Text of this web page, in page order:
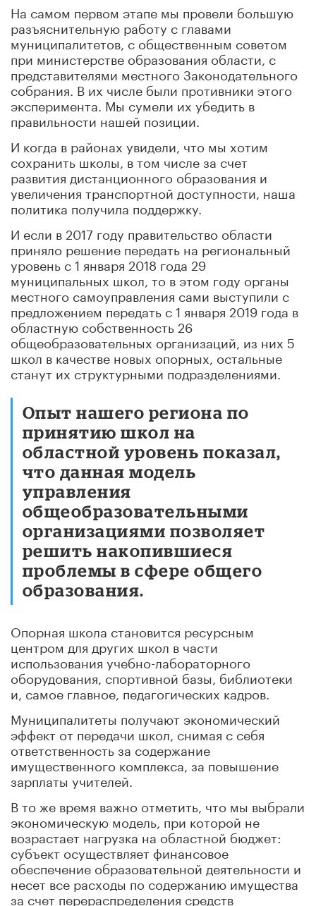
На самом первом этапе мы провели большую
разъяснительную работу с главами
муниципалитетов, с общественным советом
при министерстве образования области, с
представителями местного Законодательного
собрания. В их числе были противники этого
эксперимента. Мы сумели их убедить в
правильности нашей позиции.
И когда в районах увидели, что мы хотим
сохранить школы, в том числе за счет
развития дистанционного образования и
увеличения транспортной доступности, наша
политика получила поддержку.
И если в 2017 году правительство области
приняло решение передать на региональный
уровень с 1 января 2018 года 29
муниципальных школ, то в этом году органы
местного самоуправления сами выступили с
предложением передать с 1 января 2019 года в
областную собственность 26
общеобразовательных организаций, из них 5
школ в качестве новых опорных, остальные
станут их структурными подразделениями.
Опыт нашего региона по
принятию школ на
областной уровень показал,
что данная модель
управления
общеобразовательными
организациями позволяет
решить накопившиеся
проблемы в сфере общего
образования.
Опорная школа становится ресурсным
центром для других школ в части
использования учебно-лабораторного
оборудования, спортивной базы, библиотеки
и, самое главное, педагогических кадров.
Муниципалитеты получают экономический
эффект от передачи школ, снимая с себя
ответственность за содержание
имущественного комплекса, за повышение
зарплаты учителей.
В то же время важно отметить, что мы выбрали
экономическую модель, при которой не
возрастает нагрузка на областной бюджет:
субъект осуществляет финансовое
обеспечение образовательной деятельности и
несет все расходы по содержанию имущества
за счет перераспределения средств